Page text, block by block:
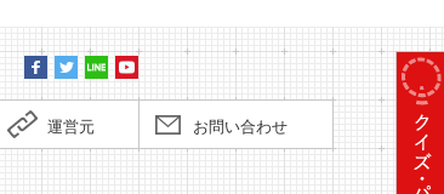
運営元 お問い合わせ